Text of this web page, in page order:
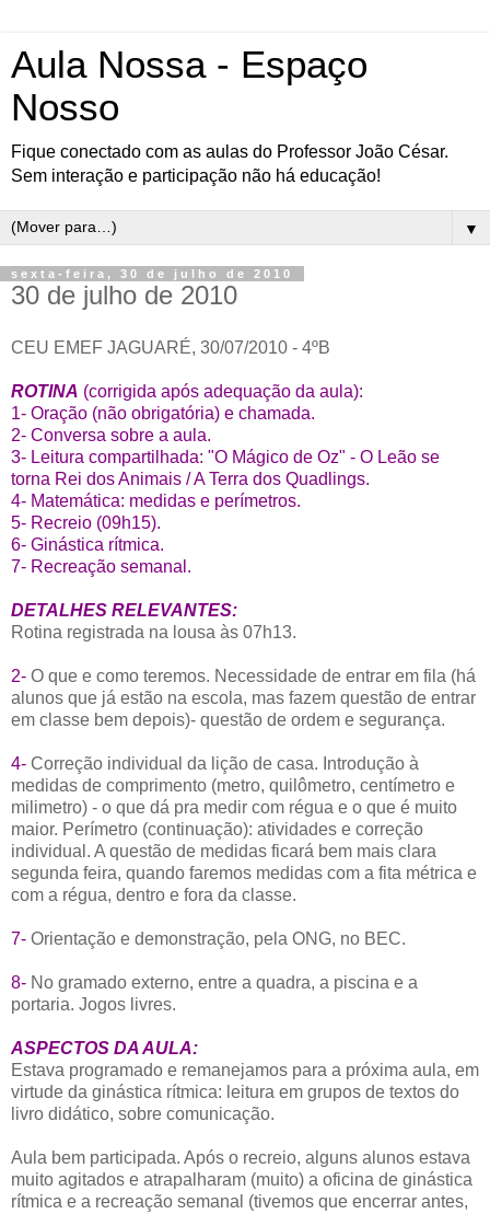
Aula Nossa - Espaço
Nosso
Fique conectado com as aulas do Professor João César.
Sem interação e participação não há educação!
▼
sexta-feira, 30 de julho de 2010
30 de julho de 2010
CEU EMEF JAGUARÉ, 30/07/2010 - 4ºB
ROTINA (corrigida após adequação da aula):
1- Oração (não obrigatória) e chamada.
2- Conversa sobre a aula.
3- Leitura compartilhada: "O Mágico de Oz" - O Leão se
torna Rei dos Animais / A Terra dos Quadlings.
4- Matemática: medidas e perímetros.
5- Recreio (09h15).
6- Ginástica rítmica.
7- Recreação semanal.
DETALHES RELEVANTES:
Rotina registrada na lousa às 07h13.
2- O que e como teremos. Necessidade de entrar em fila (há
alunos que já estão na escola, mas fazem questão de entrar
em classe bem depois)- questão de ordem e segurança.
4- Correção individual da lição de casa. Introdução à
medidas de comprimento (metro, quilômetro, centímetro e
milimetro) - o que dá pra medir com régua e o que é muito
maior. Perímetro (continuação): atividades e correção
individual. A questão de medidas ficará bem mais clara
segunda feira, quando faremos medidas com a fita métrica e
com a régua, dentro e fora da classe.
7- Orientação e demonstração, pela ONG, no BEC.
8- No gramado externo, entre a quadra, a piscina e a
portaria. Jogos livres.
ASPECTOS DA AULA:
Estava programado e remanejamos para a próxima aula, em
virtude da ginástica rítmica: leitura em grupos de textos do
livro didático, sobre comunicação.
Aula bem participada. Após o recreio, alguns alunos estava
muito agitados e atrapalharam (muito) a oficina de ginástica
rítmica e a recreação semanal (tivemos que encerrar antes,